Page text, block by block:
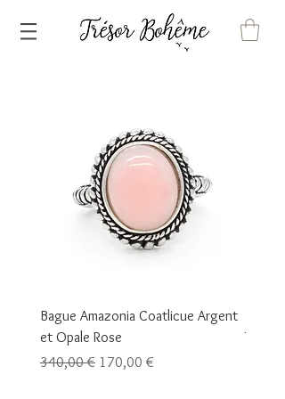
Bague Amazonia Coatlicue Argent
et Opale Rose
Prix original
340,00 € Prix promotionnel
170,00 €